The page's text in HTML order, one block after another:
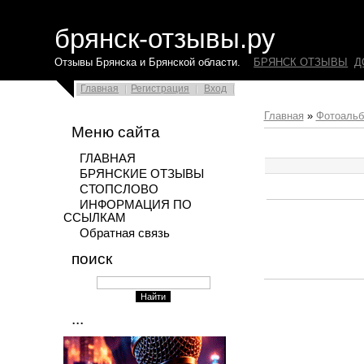
брянск-отзывы.ру
Отзывы Брянска и Брянской области. БРЯНСК ОТЗЫВЫ
Главная Регистрация Вход
Меню сайта
ГЛАВНАЯ
БРЯНСКИЕ ОТЗЫВЫ
СТОПСЛОВО
ИНФОРМАЦИЯ ПО
ССЫЛКАМ
Обратная связь
поиск
...
Главная »